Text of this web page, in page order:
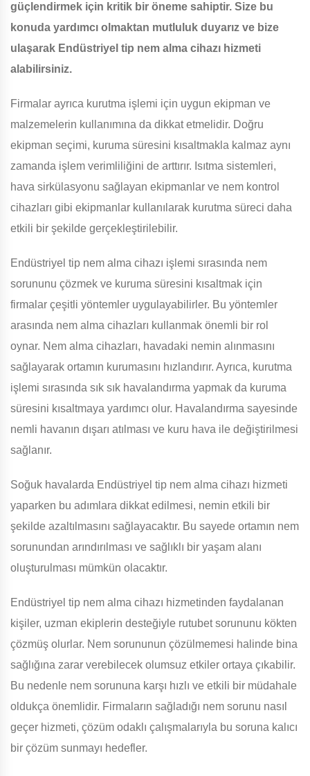
güçlendirmek için kritik bir öneme sahiptir. Size bu
konuda yardımcı olmaktan mutluluk duyarız ve bize
ulaşarak Endüstriyel tip nem alma cihazı hizmeti
alabilirsiniz.
Firmalar ayrıca kurutma işlemi için uygun ekipman ve
malzemelerin kullanımına da dikkat etmelidir. Doğru
ekipman seçimi, kuruma süresini kısaltmakla kalmaz aynı
zamanda işlem verimliliğini de arttırır. Isıtma sistemleri,
hava sirkülasyonu sağlayan ekipmanlar ve nem kontrol
cihazları gibi ekipmanlar kullanılarak kurutma süreci daha
etkili bir şekilde gerçekleştirilebilir.
Endüstriyel tip nem alma cihazı işlemi sırasında nem
sorununu çözmek ve kuruma süresini kısaltmak için
firmalar çeşitli yöntemler uygulayabilirler. Bu yöntemler
arasında nem alma cihazları kullanmak önemli bir rol
oynar. Nem alma cihazları, havadaki nemin alınmasını
sağlayarak ortamın kurumasını hızlandırır. Ayrıca, kurutma
işlemi sırasında sık sık havalandırma yapmak da kuruma
süresini kısaltmaya yardımcı olur. Havalandırma sayesinde
nemli havanın dışarı atılması ve kuru hava ile değiştirilmesi
sağlanır.
Soğuk havalarda Endüstriyel tip nem alma cihazı hizmeti
yaparken bu adımlara dikkat edilmesi, nemin etkili bir
şekilde azaltılmasını sağlayacaktır. Bu sayede ortamın nem
sorunundan arındırılması ve sağlıklı bir yaşam alanı
oluşturulması mümkün olacaktır.
Endüstriyel tip nem alma cihazı hizmetinden faydalanan
kişiler, uzman ekiplerin desteğiyle rutubet sorununu kökten
çözmüş olurlar. Nem sorununun çözülmemesi halinde bina
sağlığına zarar verebilecek olumsuz etkiler ortaya çıkabilir.
Bu nedenle nem sorununa karşı hızlı ve etkili bir müdahale
oldukça önemlidir. Firmaların sağladığı nem sorunu nasıl
geçer hizmeti, çözüm odaklı çalışmalarıyla bu soruna kalıcı
bir çözüm sunmayı hedefler.